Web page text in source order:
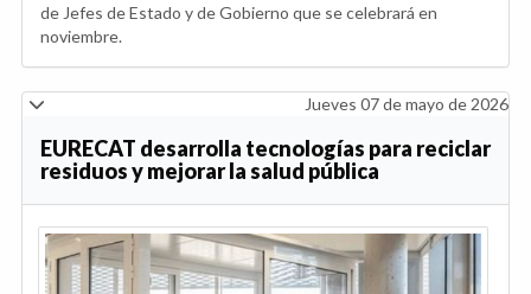
de Jefes de Estado y de Gobierno que se celebrará en
noviembre.
Jueves 07 de mayo de 2026
EURECAT desarrolla tecnologías para reciclar
residuos y mejorar la salud pública